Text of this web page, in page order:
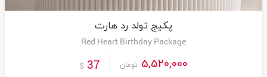
پکیج تولد رد هارت
Red Heart Birthday Package
5,520,000 تومان 37
$